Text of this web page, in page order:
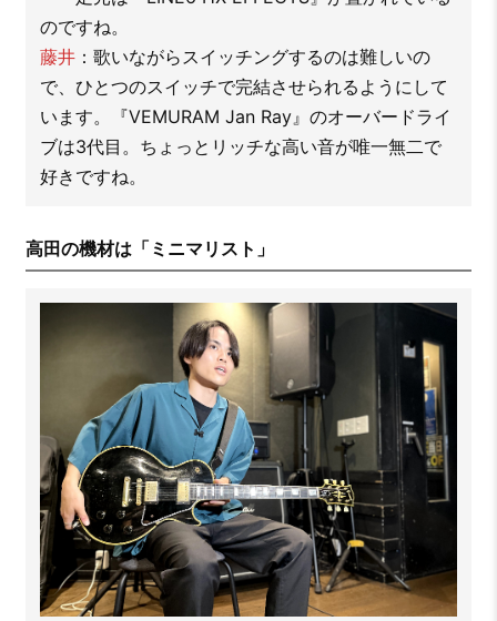
のですね。
藤井：歌いながらスイッチングするのは難しいの
で、ひとつのスイッチで完結させられるようにして
います。『VEMURAM Jan Ray』のオーバードライ
ブは3代目。ちょっとリッチな高い音が唯一無二で
好きですね。
高田の機材は「ミニマリスト」